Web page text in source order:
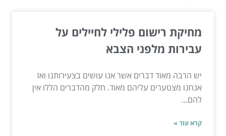
מחיקת רישום פלילי לחיילים על
עבירות מלפני הצבא
יש הרבה מאוד דברים אשר אנו עושים בצעירותנו ואז
אנחנו מצטערים עליהם מאוד. חלק מהדברים הללו אין
להם...
קרא עוד »